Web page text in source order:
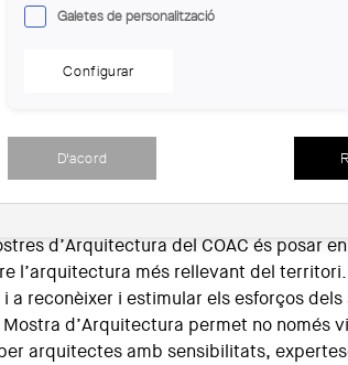
de Catalunya (COAC)
Mostra d’Arquitectura del Vallès continua
Des del 25 de juny, la podreu visitar
fins al 26 d’agost.
comprèn el període 2019-2022, s’han
han estat seleccionades i 3
d’Arquitectura del COAC és posar
l’arquitectura més rellevant del
a reconèixer i estimular els esforços
d’Arquitectura permet no només
arquitectes amb sensibilitats,
Galetes de personalització
Configurar
D'acord